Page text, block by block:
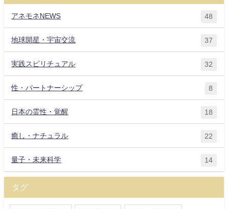
アネモネNEWS 48
地球開星・宇宙交流 37
実践スピリチュアル 32
性・パートナーシップ 8
日本の霊性・覚醒 18
癒し・ナチュラル 22
量子・未来科学 14
タグ